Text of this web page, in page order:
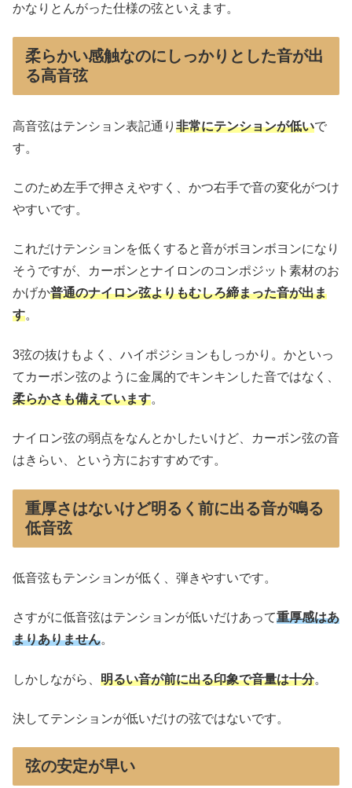
かなりとんがった仕様の弦といえます。
柔らかい感触なのにしっかりとした音が出
る高音弦
高音弦はテンション表記通り 非常にテンションが低いで
す。
このため左手で押さえやすく、かつ右手で音の変化がつけ
やすいです。
これだけテンションを低くすると音がボヨンボヨンになり
そうですが、カーボンとナイロンのコンポジット素材のお
かげか普通のナイロン弦よりもむしろ締まった音が出ま
す。
3弦の抜けもよく、ハイポジションもしっかり。かといっ
てカーボン弦のように金属的でキンキンした音ではなく、
柔らかさも備えています。
ナイロン弦の弱点をなんとかしたいけど、カーボン弦の音
はきらい、という方におすすめです。
重厚さはないけど明るく前に出る音が鳴る
低音弦
低音弦もテンションが低く、弾きやすいです。
さすがに低音弦はテンションが低いだけあって重厚感はあ
まりありません。
しかしながら、 明るい音が前に出る印象で音量は十分。
決してテンションが低いだけの弦ではないです。
弦の安定が早い